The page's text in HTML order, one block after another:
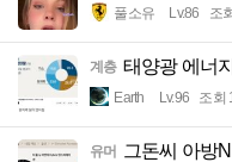
풀소유 Lv.86 조
계층 태양광 에너
Earth Lv.96 조회
유머 그돈씨 아방